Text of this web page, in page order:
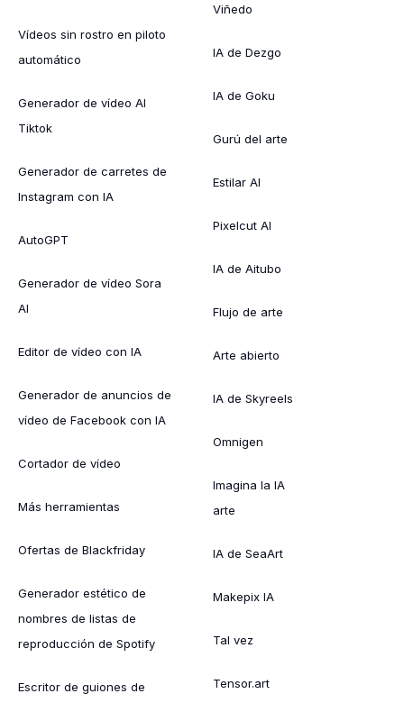
Vídeos sin rostro en piloto
automático
Generador de vídeo AI
Tiktok
Generador de carretes de
Instagram con IA
AutoGPT
Generador de vídeo Sora
AI
Editor de vídeo con IA
Generador de anuncios de
vídeo de Facebook con IA
Cortador de vídeo
Más herramientas
Ofertas de Blackfriday
Generador estético de
nombres de listas de
reproducción de Spotify
Escritor de guiones de
Viñedo
IA de Dezgo
IA de Goku
Gurú del arte
Estilar AI
Pixelcut AI
IA de Aitubo
Flujo de arte
Arte abierto
IA de Skyreels
Omnigen
Imagina la IA
arte
IA de SeaArt
Makepix IA
Tal vez
Tensor.art